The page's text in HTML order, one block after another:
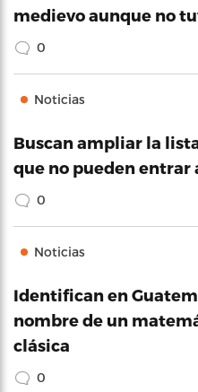
medievo aunque no
0
Noticias
Buscan ampliar la
que no pueden entrar
0
Noticias
Identifican en
nombre de un
clásica
0